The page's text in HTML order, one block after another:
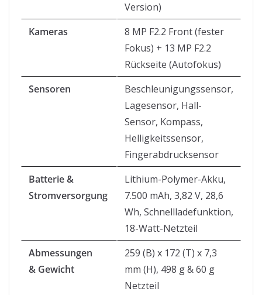
Version)
Kameras
8 MP F2.2 Front (fester
Fokus) + 13 MP F2.2
Rückseite (Autofokus)
Sensoren
Beschleunigungssensor,
Lagesensor, Hall-
Sensor, Kompass,
Helligkeitssensor,
Fingerabdrucksensor
Batterie &
Stromversorgung
Lithium-Polymer-Akku,
7.500 mAh, 3,82 V, 28,6
Wh, Schnellladefunktion,
18-Watt-Netzteil
Abmessungen
& Gewicht
259 (B) x 172 (T) x 7,3
mm (H), 498 g & 60 g
Netzteil